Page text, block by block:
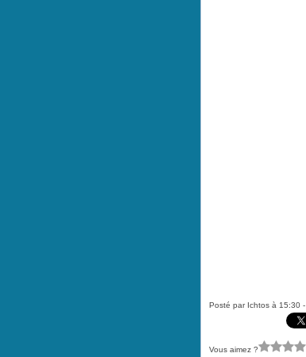
Posté par Ichtos à 15:30 -
Vous aimez ?